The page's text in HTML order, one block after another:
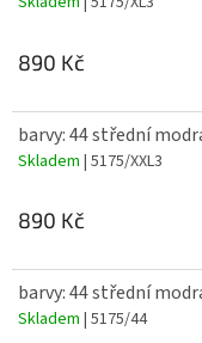
890 Kč
barvy: 44 střední
Skladem | 5175/XXL3
890 Kč
barvy: 44 střední
Skladem | 5175/44